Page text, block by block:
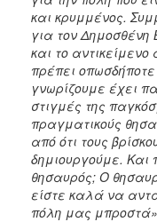
και κρυμμένος.
για τον
και το
πρέπει οπωσδήποτε
γνωρίζουμε έχει
στιγμές της
πραγματικούς
από ότι τους
δημιουργούμε. Και
θησαυρός; Ο
είστε καλά να
πόλη μας